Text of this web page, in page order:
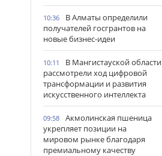
10:36
В Алматы определили
получателей госгрантов на
новые бизнес-идеи
10:11
В Мангистауской области
рассмотрели ход цифровой
трансформации и развития
искусственного интеллекта
09:58
Акмолинская пшеница
укрепляет позиции на
мировом рынке благодаря
премиальному качеству